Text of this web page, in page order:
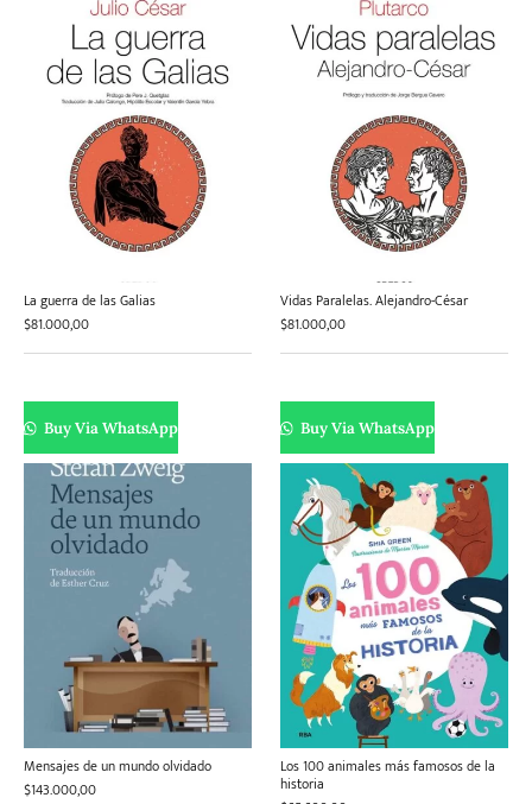
La guerra de las Galias
$81.000,00
Buy Via WhatsApp
Vidas Paralelas. Alejandro-César
$81.000,00
Buy Via WhatsApp
Mensajes de un mundo olvidado
$143.000,00
Los 100 animales más famosos de la
historia